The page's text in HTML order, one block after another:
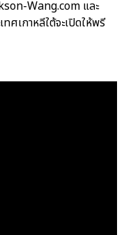
Wang.com และ
ศเกาหลีใต้จะเปิดให้พรี